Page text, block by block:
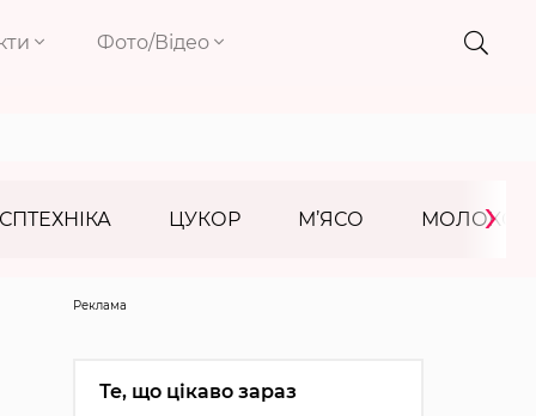
Фото/Відео
ЦУКОР М’ЯСО МОЛОКО
›
Реклама
Те, що цікаво зараз